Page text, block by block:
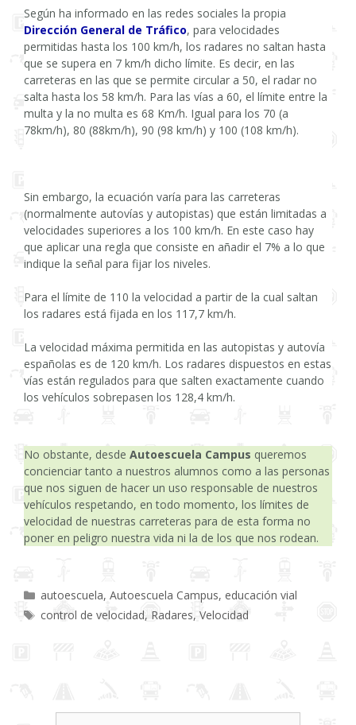
Según ha informado en las redes sociales la propia
Dirección General de Tráfico, para velocidades
permitidas hasta los 100 km/h, los radares no saltan hasta
que se supera en 7 km/h dicho límite. Es decir, en las
carreteras en las que se permite circular a 50, el radar no
salta hasta los 58 km/h. Para las vías a 60, el límite entre la
multa y la no multa es 68 Km/h. Igual para los 70 (a
78km/h), 80 (88km/h), 90 (98 km/h) y 100 (108 km/h).
Sin embargo, la ecuación varía para las carreteras
(normalmente autovías y autopistas) que están limitadas a
velocidades superiores a los 100 km/h. En este caso hay
que aplicar una regla que consiste en añadir el 7% a lo que
indique la señal para fijar los niveles.
Para el límite de 110 la velocidad a partir de la cual saltan
los radares está fijada en los 117,7 km/h.
La velocidad máxima permitida en las autopistas y autovía
españolas es de 120 km/h. Los radares dispuestos en estas
vías están regulados para que salten exactamente cuando
los vehículos sobrepasen los 128,4 km/h.
No obstante, desde Autoescuela Campus queremos
concienciar tanto a nuestros alumnos como a las personas
que nos siguen de hacer un uso responsable de nuestros
vehículos respetando, en todo momento, los límites de
velocidad de nuestras carreteras para de esta forma no
poner en peligro nuestra vida ni la de los que nos rodean.
Categorías
autoescuela,Autoescuela Campus, educación vial
Etiquetas
control de velocidad, Radares,Velocidad